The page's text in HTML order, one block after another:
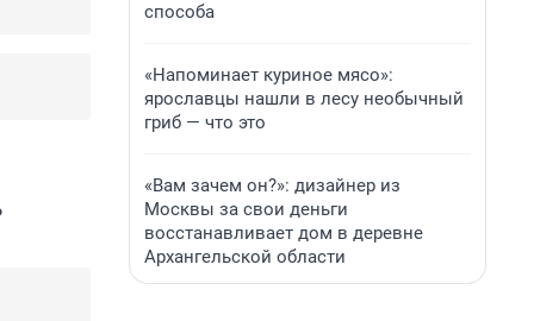
способа
«Напоминает куриное мясо»:
ярославцы нашли в лесу необычный
гриб — что это
«Вам зачем он?»: дизайнер из
Москвы за свои деньги
восстанавливает дом в деревне
Архангельской области